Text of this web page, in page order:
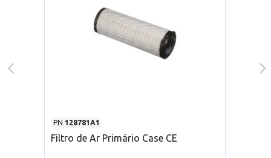
PN 128781A1
Filtro de Ar Primário Case CE